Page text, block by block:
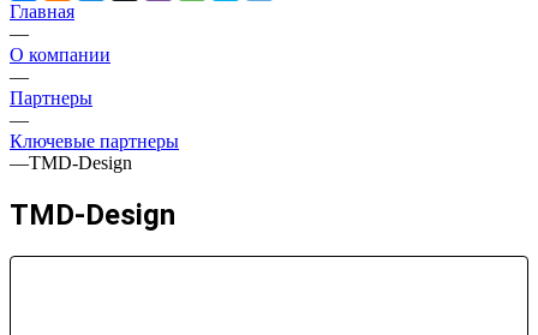
Главная
—
О компании
—
Партнеры
—
Ключевые партнеры
—TMD-Design
TMD-Design